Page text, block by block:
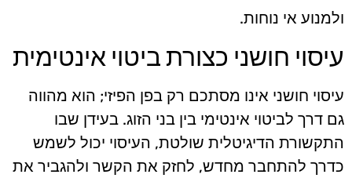
ולמנוע אי נוחות.
עיסוי חושני כצורת ביטוי אינטימית
עיסוי חושני אינו מסתכם רק בפן הפיזי; הוא מהווה
גם דרך לביטוי אינטימי בין בני הזוג. בעידן שבו
התקשורת הדיגיטלית שולטת, העיסוי יכול לשמש
כדרך להתחבר מחדש, לחזק את הקשר ולהגביר את